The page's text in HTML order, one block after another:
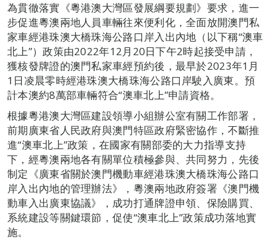
為貫徹落實《粵港澳大灣區發展綱要規劃》要求，進一
步促進粵澳兩地人員車輛往來便利化，全面放開澳門私
家車經港珠澳大橋珠海公路口岸入出內地（以下稱“澳車
北上”）政策由2022年12月20日下午2時起接受申請，
獲核發牌證的澳門私家車經預約後，最早於2023年1月
1日凌晨零時經港珠澳大橋珠海公路口岸駛入廣東。預
計本澳約8萬部車輛符合“澳車北上”申請資格。
根據粵港澳大灣區建設領導小組辦公室有關工作部署，
前期廣東省人民政府與澳門特區政府緊密協作，不斷推
進“澳車北上”政策，在國家有關部委的大力指導支持
下，經粵澳兩地各有關單位積極參與、共同努力，先後
制定《廣東省關於澳門機動車經港珠澳大橋珠海公路口
岸入出內地的管理辦法》，粵澳兩地政府簽署《澳門機
動車入出廣東協議》，成功打通牌證申領、保險購買、
系統建設等關鍵環節，促使“澳車北上”政策成功落地實
施。